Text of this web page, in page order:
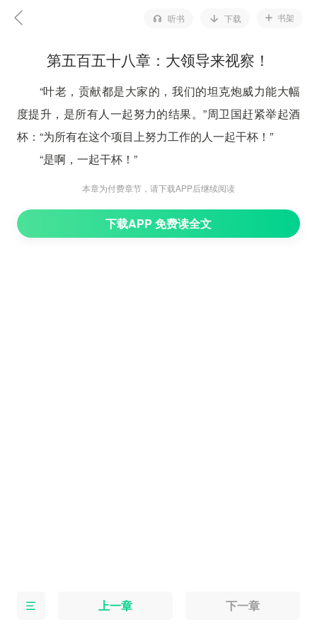
听书 下载 书架
第五百五十八章：大领导来视察！
“叶老，贡献都是大家的，我们的坦克炮威力能大幅
度提升，是所有人一起努力的结果。”周卫国赶紧举起酒
杯：“为所有在这个项目上努力工作的人一起干杯！”
“是啊，一起干杯！”
所有人的心中都是一片火热。
一杯酒下肚，胃里瞬间暖洋洋的。
本章为付费章节，请下载APP后继续阅读
下载APP 免费读全文
上一章 下一章